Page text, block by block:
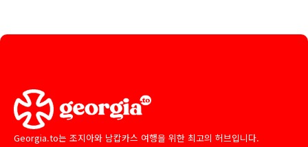
Georgia.to는 조지아와 남캅카스 여행을 위한 최고의 허브입니다.